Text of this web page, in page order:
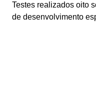
Testes realizados oito
de desenvolvimento